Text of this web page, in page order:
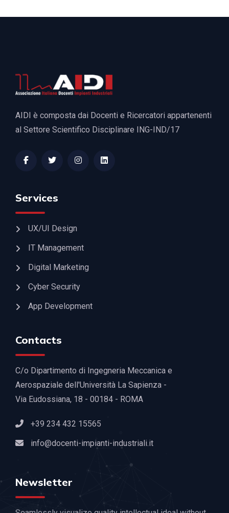
AIDI è composta dai Docenti e Ricercatori appartenenti
al Settore Scientifico Disciplinare ING-IND/17
Services
UX/UI Design
IT Management
Digital Marketing
Cyber Security
App Development
Contacts
C/o Dipartimento di Ingegneria Meccanica e
Aerospaziale dell'Università La Sapienza -
Via Eudossiana, 18 - 00184 - ROMA
+39 234 432 15565
info@docenti-impianti-industriali.it
Newsletter